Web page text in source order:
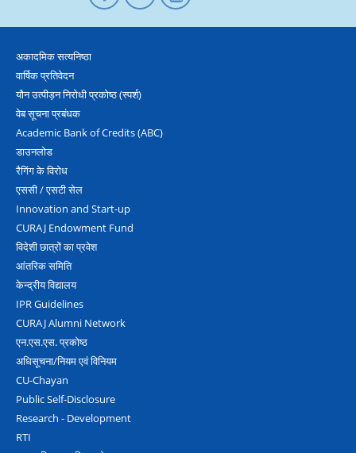
अकादमिक सत्‍यनिष्‍ठा
वार्षिक प्रतिवेदन
यौन उत्‍पीड़न निरोधी प्रकोष्‍ठ (स्‍पर्श)
वेब सूचना प्रबंधक
Academic Bank of Credits (ABC)
डाउनलोड
रैगिंग के विरोध
एससी / एसटी सेल
Innovation and Start-up
CURAJ Endowment Fund
विदेशी छात्रों का प्रवेश
आंतरिक समिति
केन्द्रीय विद्यालय
IPR Guidelines
CURAJ Alumni Network
एन.एस.एस. प्रकोष्‍ठ
अधिसूचना/नियम एवं विनियम
CU-Chayan
Public Self-Disclosure
Research - Development
RTI